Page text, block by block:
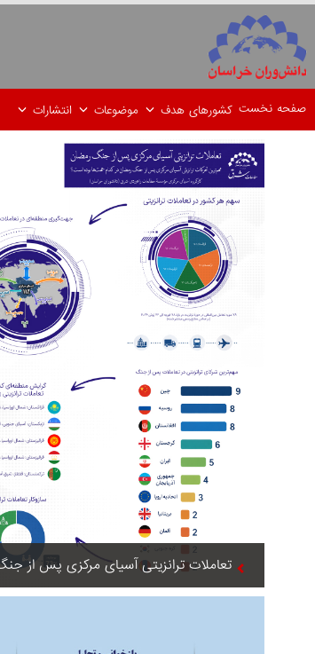
صفحه نخست کشورهای هدف موضوعات انتشارات
تعاملات ترانزیتی آسیای مرکزی پس از